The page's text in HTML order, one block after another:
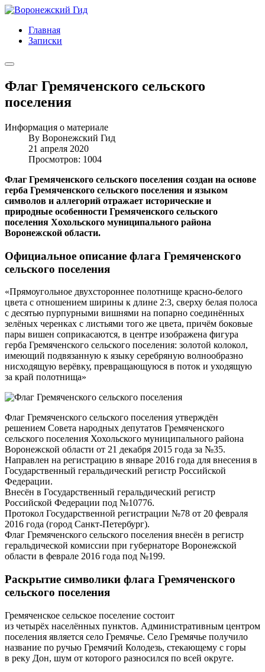
Главная
Записки
Флаг Гремяченского сельского
поселения
Информация о материале
By Воронежский Гид
21 апреля 2020
Просмотров: 1004
Флаг Гремяченского сельского поселения создан на основе
герба Гремяченского сельского поселения и языком
символов и аллегорий отражает исторические и
природные особенности Гремяченского сельского
поселения Хохольского муниципального района
Воронежской области.
Официальное описание флага Гремяченского
сельского поселения
«Прямоугольное двухстороннее полотнище красно-белого
цвета с отношением ширины к длине 2:3, сверху белая полоса
с десятью пурпурными вишнями на попарно соединённых
зелёных черенках с листьями того же цвета, причём боковые
пары вишен соприкасаются, в центре изображена фигура
герба Гремяченского сельского поселения: золотой колокол,
имеющий подвязанную к языку серебряную волнообразно
нисходящую верёвку, превращающуюся в поток и уходящую
за край полотнища»
Флаг Гремяченского сельского поселения утверждён
решением Совета народных депутатов Гремяченского
сельского поселения Хохольского муниципального района
Воронежской области от 21 декабря 2015 года за №35.
Направлен на регистрацию в январе 2016 года для внесения в
Государственный геральдический регистр Российской
Федерации.
Внесён в Государственный геральдический регистр
Российской Федерации под №10776.
Протокол Государственной регистрации №78 от 20 февраля
2016 года (город Санкт-Петербург).
Флаг Гремяченского сельского поселения внесён в регистр
геральдической комиссии при губернаторе Воронежской
области в феврале 2016 года под №199.
Раскрытие символики флага Гремяченского
сельского поселения
Гремяченское сельское поселение состоит
из четырёх населённых пунктов. Административным центром
поселения является село Гремячье. Село Гремячье получило
название по ручью Гремячий Колодезь, стекающему с горы
в реку Дон, шум от которого разносился по всей округе.